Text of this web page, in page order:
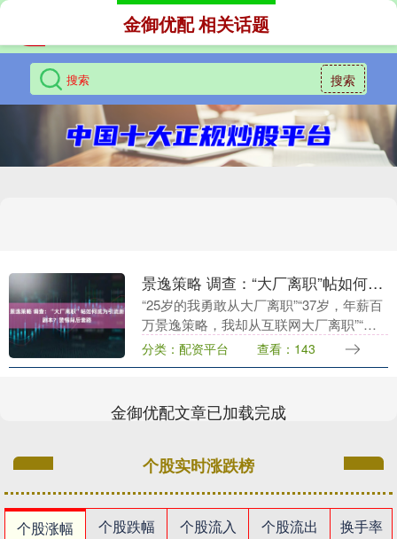
搜索
金御优配 相关话题
景逸策略 调查：“大厂离职”帖如何成为引流新剧本？警惕背后套路
“25岁的我勇敢从大厂离职”“37岁，年薪百
万景逸策略，我却从互联网大厂离职”“从
大厂裸辞两年的我，如今过得怎么样”……
近期，“大厂离职”成为社交媒体上的热
分类：配资平台 查看：143
金御优配文章已加载完成
个股实时涨跌榜
个股涨幅 个股跌幅 个股流入 个股流出
换手率